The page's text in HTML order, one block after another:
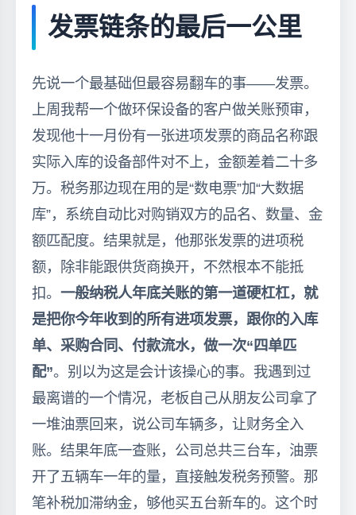
发票链条的最后一公里
先说一个最基础但最容易翻车的事——发票。
上周我帮一个做环保设备的客户做关账预审，
发现他十一月份有一张进项发票的商品名称跟
实际入库的设备部件对不上，金额差着二十多
万。税务那边现在用的是“数电票”加“大数据
库”，系统自动比对购销双方的品名、数量、金
额匹配度。结果就是，他那张发票的进项税
额，除非能跟供货商换开，不然根本不能抵
扣。 一般纳税人年底关账的第一道硬杠杠，就
是把你今年收到的所有进项发票，跟你的入库
单、采购合同、付款流水，做一次“四单匹
配”。别以为这是会计该操心的事。我遇到过
最离谱的一个情况，老板自己从朋友公司拿了
一堆油票回来，说公司车辆多，让财务全入
账。结果年底一查账，公司总共三台车，油票
开了五辆车一年的量，直接触发税务预警。那
笔补税加滞纳金，够他买五台新车的。这个时